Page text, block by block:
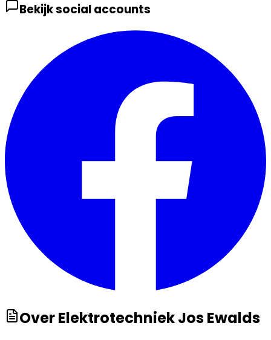
Bekijk social accounts
OverElektrotechniek Jos Ewalds